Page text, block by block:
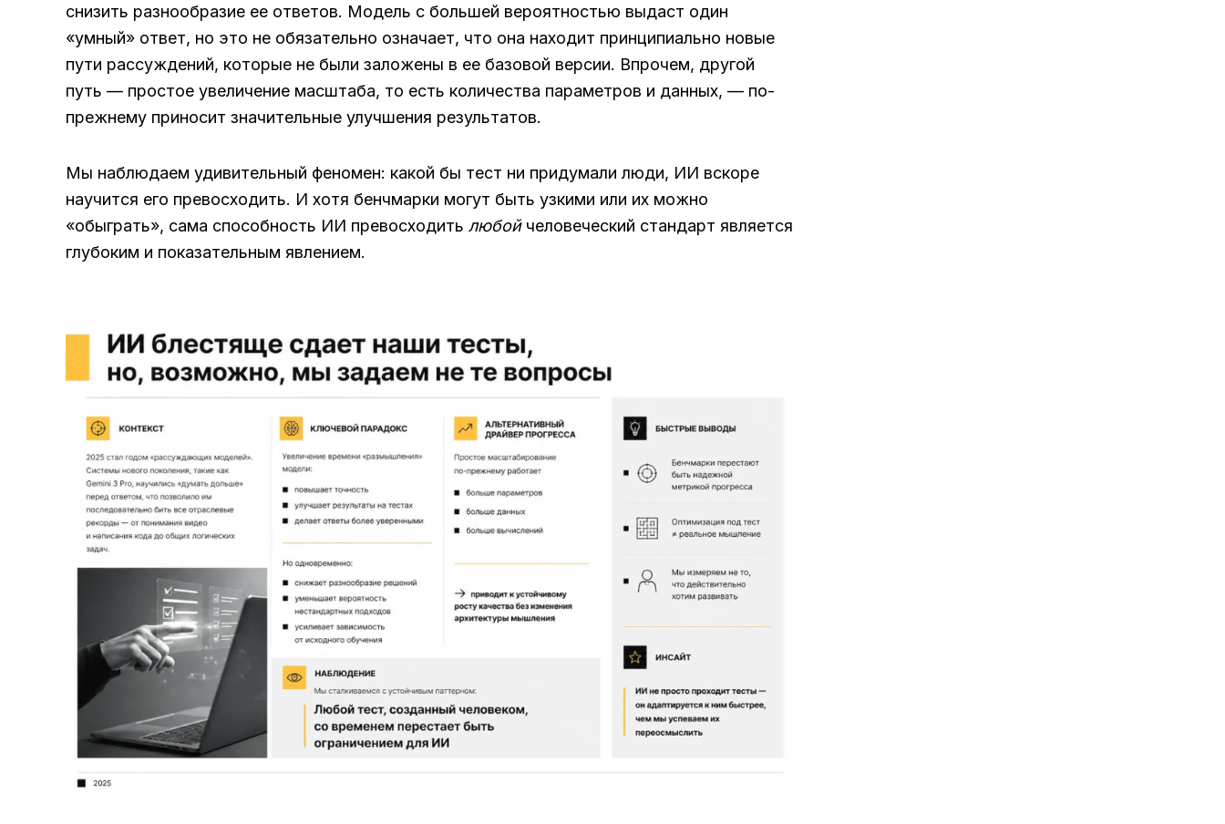
снизить разнообразие ее ответов. Модель с большей вероятностью выдаст один
«умный» ответ, но это не обязательно означает, что она находит принципиально новые
пути рассуждений, которые не были заложены в ее базовой версии. Впрочем, другой
путь — простое увеличение масштаба, то есть количества параметров и данных, — по-
прежнему приносит значительные улучшения результатов.
Мы наблюдаем удивительный феномен: какой бы тест ни придумали люди, ИИ вскоре
научится его превосходить. И хотя бенчмарки могут быть узкими или их можно
«обыграть», сама способность ИИ превосходить любойчеловеческий стандарт является
глубоким и показательным явлением.